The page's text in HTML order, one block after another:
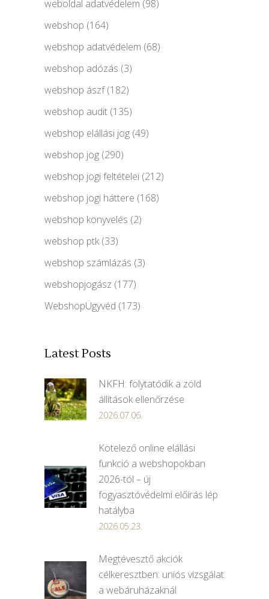
weboldal adatvédelem (98)
webshop (164)
webshop adatvédelem (68)
webshop adózás (3)
webshop ászf(182)
webshop audit (135)
webshop elállási jog (49)
webshop jog (290)
webshop jogi feltételei (212)
webshop jogi háttere (168)
webshop könyvelés (2)
webshop ptk(33)
webshop számlázás (3)
webshopjogász (177)
WebshopÜgyvéd (173)
Latest Posts
NKFH: folytatódik a zöld
állítások ellenőrzése
2026.07.06.
Kötelező online elállási
funkció a webshopokban
2026-tól – új
fogyasztóvédelmi előírás lép
hatályba
2026.05.23.
Megtévesztő akciók
célkeresztben: uniós vizsgálat
a webáruházaknál